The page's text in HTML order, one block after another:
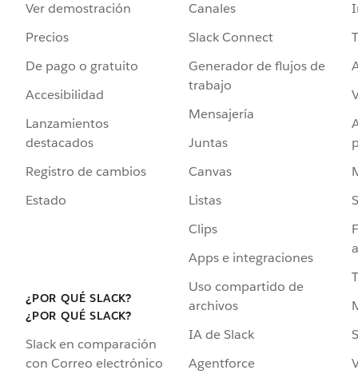
Ver demostración
Precios
De pago o gratuito
Accesibilidad
Lanzamientos
destacados
Registro de cambios
Estado
¿POR QUÉ SLACK?
¿POR QUÉ SLACK?
Slack en comparación
con Correo electrónico
Canales
Slack Connect
Generador de flujos de
trabajo
Mensajería
Juntas
Canvas
Listas
Clips
Apps e integraciones
Uso compartido de
archivos
IA de Slack
Agentforce